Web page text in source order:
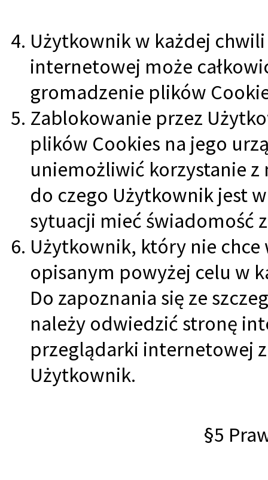
Użytkownik w każdej
internetowej może
gromadzenie plików
Zablokowanie przez
plików Cookies na jego
uniemożliwić korzystanie
do czego Użytkownik jest
sytuacji mieć świadomość
Użytkownik, który nie
opisanym powyżej celu w
Do zapoznania się ze
należy odwiedzić stronę
przeglądarki internetowej
Użytkownik.
§5